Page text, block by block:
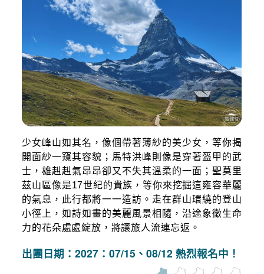
出團日期：2027：07/15、08/12 熱烈報名中！
少女峰山如其名，像個帶著薄紗的美少女，等你揭
開面紗一窺其容貌；馬特洪峰則像是穿著盔甲的武
士，雄赳赳氣昂昂卻又不失其溫柔的一面；聖莫里
茲山區像是17世紀的貴族，等你來挖掘這雍容華麗
的氣息，此行都將一一造訪。走在群山環繞的登山
小徑上，如詩如畫的美麗風景相隨，沿途象徵生命
力的花朵處處綻放，將讓旅人流連忘返。